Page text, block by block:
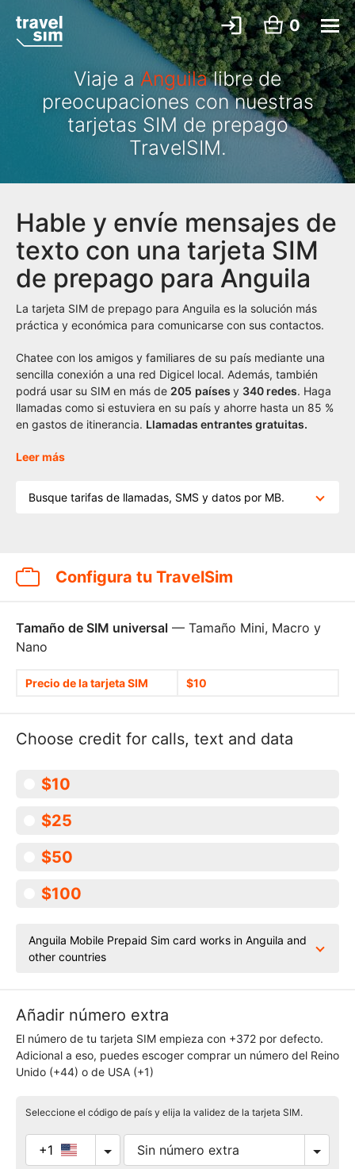
0
Viaje a Anguilalibre de
preocupaciones con nuestras
tarjetas SIM de prepago
TravelSIM.
Hable y envíe mensajes de
texto con una tarjeta SIM
de prepago para Anguila
La tarjeta SIM de prepago para Anguila es la solución más
práctica y económica para comunicarse con sus contactos.
Chatee con los amigos y familiares de su país mediante una
sencilla conexión a una red Digicel local. Además, también
podrá usar su SIM en más de 205 países y 340 redes. Haga
llamadas como si estuviera en su país y ahorre hasta un 85 %
en gastos de itinerancia. Llamadas entrantes gratuitas.
Leer más
Busque tarifas de llamadas, SMS y datos por MB.
Configura tu TravelSim
Tamaño de SIM universal — Tamaño Mini, Macro y
Nano
Precio de la tarjeta SIM $10
Choose credit for calls, text and data
$10
$25
$50
$100
Anguila Mobile Prepaid Sim card works in Anguila and
other countries
Añadir número extra
El número de tu tarjeta SIM empieza con +372 por defecto.
Adicional a eso, puedes escoger comprar un número del Reino
Unido (+44) o de USA (+1)
Seleccione el código de país y elija la validez de la tarjeta SIM.
+1